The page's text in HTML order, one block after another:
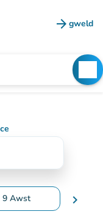
arrow_forward gweld
(tab
9 Awstdyddiadau chevron_right